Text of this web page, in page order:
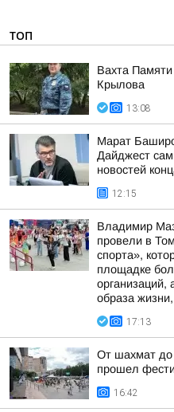
ТОП
Вахта Памяти
Крылова
13:08
Марат
Дайджест
новостей
12:15
Владимир
провели в
спорта»,
площадке
организаций,
образа
17:13
От шахмат до
прошел
16:42